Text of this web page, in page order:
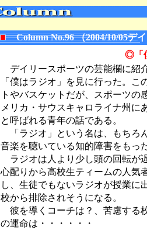
Column No.96 （2004/10/05デ
◎「
デイリースポーツの芸能欄に紹
「僕はラジオ」を見に行った。
トやバスケットだが、スポーツ
メリカ・サウスキャロライナ州に
と呼ばれる青年の話である。
「ラジオ」という名は、もちろ
音楽を聴いている知的障害をもっ
ラジオは人より少し頭の回転が
心配りから高校生ティームの人気
し、生徒でもないラジオが授業に
校から排除されそうになる。
彼を導くコーチは？、苦慮する
の運命は・・・・・・